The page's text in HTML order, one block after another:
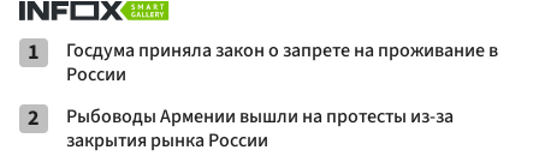
1
Госдума приняла закон о запрете на проживание в
России
2
Рыбоводы Армении вышли на протесты из-за
закрытия рынка России